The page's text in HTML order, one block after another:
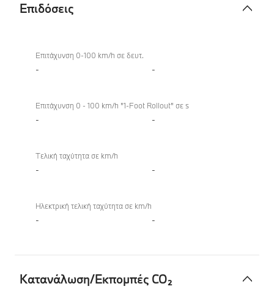
Επιδόσεις
Επιτάχυνση 0-100 km/h σε δευτ.
- -
Επιτάχυνση 0 - 100 km/h "1-Foot Rollout" σε s
- -
Τελική ταχύτητα σε km/h
- -
Ηλεκτρική τελική ταχύτητα σε km/h
- -
Κατανάλωση/Εκπομπές CO₂